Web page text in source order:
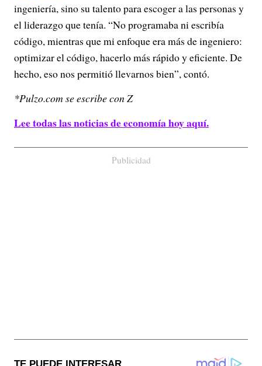
ingeniería, sino su talento para escoger a las personas y
el liderazgo que tenía. “No programaba ni escribía
código, mientras que mi enfoque era más de ingeniero:
optimizar el código, hacerlo más rápido y eficiente. De
hecho, eso nos permitió llevarnos bien”, contó.
*Pulzo.com se escribe con Z
Lee todas las noticias de economía hoy aquí.
Publicidad